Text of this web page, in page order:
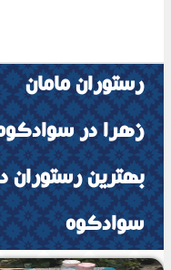
رستوران مامان
زهرا در
بهترین رستوران
سوادکوه